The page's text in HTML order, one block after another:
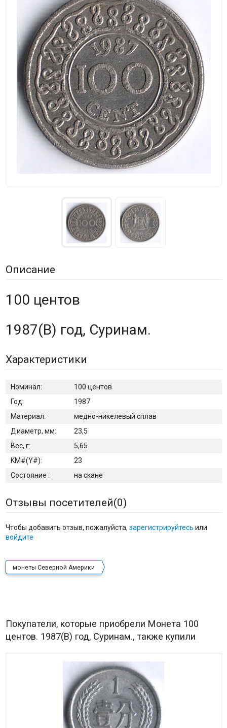
Описание
100 центов
1987(B) год, Суринам.
Характеристики
Номинал:
100 центов
Год:
1987
Материал:
медно-никелевый сплав
Диаметр, мм:
23,5
Вес, г:
5,65
KM#(Y#):
23
Состояние :
на скане
Отзывы посетителей(0)
Чтобы добавить отзыв, пожалуйста, зарегистрируйтесь или
войдите
монеты Северной Америки
Покупатели, которые приобрели Монета 100
центов. 1987(B) год, Суринам., также купили